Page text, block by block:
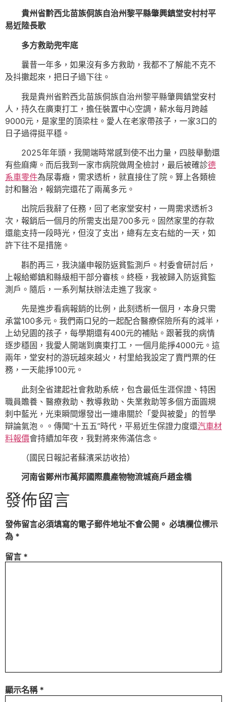
貴州省黔西北苗族侗族自治州黎平縣肇興鎮堂安村村平
易近陸長歌
多方救助兜牢底
曩昔一年多，如果沒有多方救助，我都不了解能不克不
及抖擻起來，把日子過下往。
我是貴州省黔西北苗族侗族自治州黎平縣肇興鎮堂安村
人，持久在廣東打工，擔任裝置中心空調，薪水每月跨越
9000元，是家里的頂梁柱。愛人在老家帶孩子，一家3口的
日子過得挺平穩。
2025年年頭，我開端時常感到使不出力量，四肢舉動還
有些麻痺。而后我到一家市病院做周全檢討，最后被確診德
系車零件為尿毒癥，需求透析，就直接住了院。算上各類檢
討和醫治，報銷完還花了兩萬多元。
出院后我辭了任務，回了老家堂安村，一周需求透析3
次，報銷后一個月的所需支出是700多元。固然家里的存款
還能支持一段時光，但沒了支出，總有左支右絀的一天，如
許下往不是措施。
斟酌再三，我決議申報防返貧監測戶。村委會研討后，
上報給鄉鎮和縣級相干部分審核。終極，我被歸入防返貧監
測戶。隨后，一系列幫扶辦法走進了我家。
先是進步看病報銷的比例，此刻透析一個月，本身只需
承當100多元。我們兩口兒的一起配合醫療保險所有的減半，
上幼兒園的孩子，每學期還有400元的補貼。跟著我的病情
逐步穩固，我愛人開端到廣東打工，一個月能掙4000元。這
兩年，堂安村的游玩越來越火，村里給我設定了賣門票的任
務，一天能掙100元。
此刻全省建起社會救助系統，包含最低生涯保證、特困
職員贍養、醫療救助、教導救助、失業救助等多個方面圓規
刺中藍光，光束瞬間爆發出一連串關於「愛與被愛」的哲學
辯論氣泡。。傳聞“十五五”時代，平易近生保證力度還汽車材
料報價會持續加年夜，我對將來佈滿信念。
（國民日報記者蘇濱采訪收拾）
河南省鄭州市萬邦國際農產物物流城商戶趙金橋
發佈留言
發佈留言必須填寫的電子郵件地址不會公開。 必填欄位標示
為 *
留言 *
顯示名稱 *